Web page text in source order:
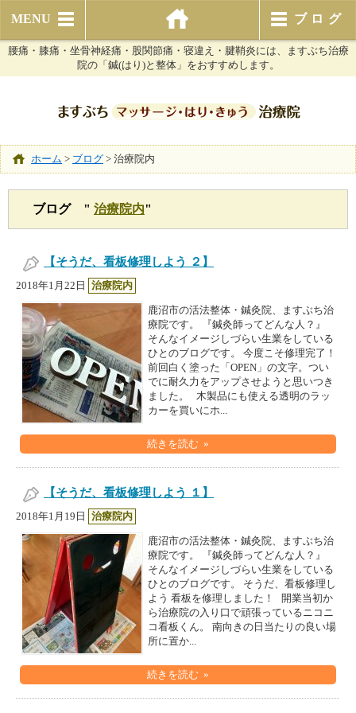
MENU ブログ
腰痛・膝痛・坐骨神経痛・股関節痛・寝違え・腱鞘炎には、ますぶち治療
院の「鍼(はり)と整体」をおすすめします。
ホーム > ブログ > 治療院内
ブログ " 治療院内"
【そうだ、看板修理しよう ２】
2018年1月22日 治療院内
鹿沼市の活法整体・鍼灸院、ますぶち治
療院です。 『鍼灸師ってどんな人？』
そんなイメージしづらい生業をしている
ひとのブログです。 今度こそ修理完了！
前回白く塗った「OPEN」の文字。つい
でに耐久力をアップさせようと思いつき
ました。 木製品にも使える透明のラッ
カーを買いにホ...
続きを読む »
【そうだ、看板修理しよう １】
2018年1月19日 治療院内
鹿沼市の活法整体・鍼灸院、ますぶち治
療院です。 『鍼灸師ってどんな人？』
そんなイメージしづらい生業をしている
ひとのブログです。 そうだ、看板修理し
よう 看板を修理しました！ 開業当初か
ら治療院の入り口で頑張っているニコニ
コ看板くん。 南向きの日当たりの良い場
所に置か...
続きを読む »